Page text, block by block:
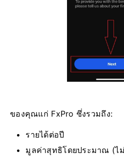
ของคุณแก่ FxPro ซึ่งรวมถึง:
รายได้ต่อปี
มูลค่าสุทธิโดยประมาณ (ไ